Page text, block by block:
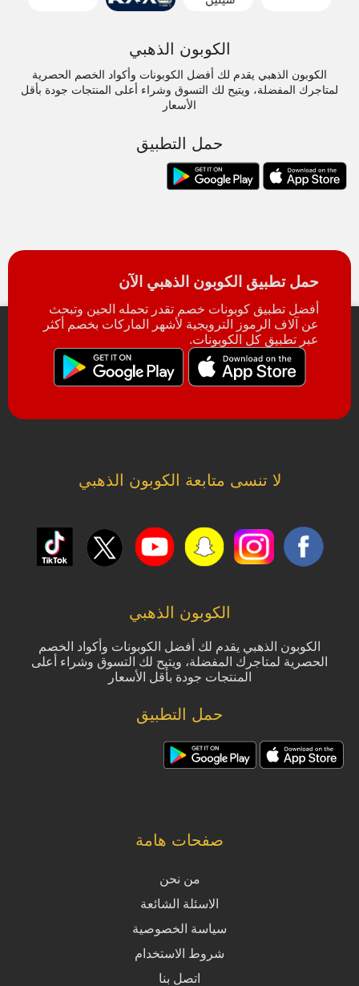
الكوبون الذهبي
الكوبون الذهبي يقدم لك أفضل الكوبونات وأكواد الخصم الحصرية
لمتاجرك المفضلة، ويتيح لك التسوق وشراء أعلى المنتجات جودة بأقل
الأسعار
حمل التطبيق
حمل تطبيق الكوبون الذهبي الآن
أفضل تطبيق كوبونات خصم تقدر تحمله الحين وتبحث
عن آلاف الرموز الترويجية لأشهر الماركات بخصم أكثر
عبر تطبيق كل الكوبونات.
لا تنسى متابعة الكوبون الذهبي
الكوبون الذهبي
الكوبون الذهبي يقدم لك أفضل الكوبونات وأكواد الخصم
الحصرية لمتاجرك المفضلة، ويتيح لك التسوق وشراء أعلى
المنتجات جودة بأقل الأسعار
حمل التطبيق
صفحات هامة
من نحن
الاسئلة الشائعة
سياسة الخصوصية
شروط الاستخدام
اتصل بنا